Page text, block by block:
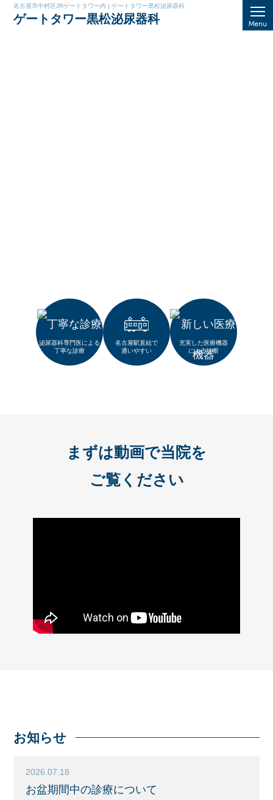
名古屋市中村区JRゲートタワー内 | ゲートタワー黒松泌尿器科
ゲートタワー黒松泌尿器科 Menu
泌尿器科専門医による
丁寧な診療
名古屋駅直結で
通いやすい
充実した医療機器
による診断
まずは動画で当院を
ご覧ください
お知らせ
2026.07.18
お盆期間中の診療について